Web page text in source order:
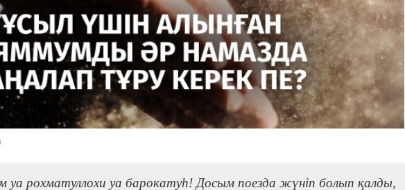
уа рохматуллохи уа барокатуһ! Досым поезда жүніп болып қалды,